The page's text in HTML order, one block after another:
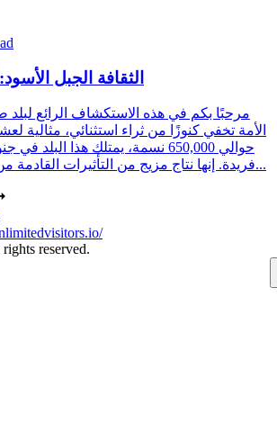
الثقافة الجبل
مرحبًا بكم في هذه الاستكشاف الرائع لبلد
الأمة تخفي كنوزًا من ثراء استثنائي، مثالية
حوالي 650,000 نسمة، يمتلك هذا
فريدة. إنها نتاج مزيج من التأثيرات القادمة من اليونان، وروما، وب...
reserved.